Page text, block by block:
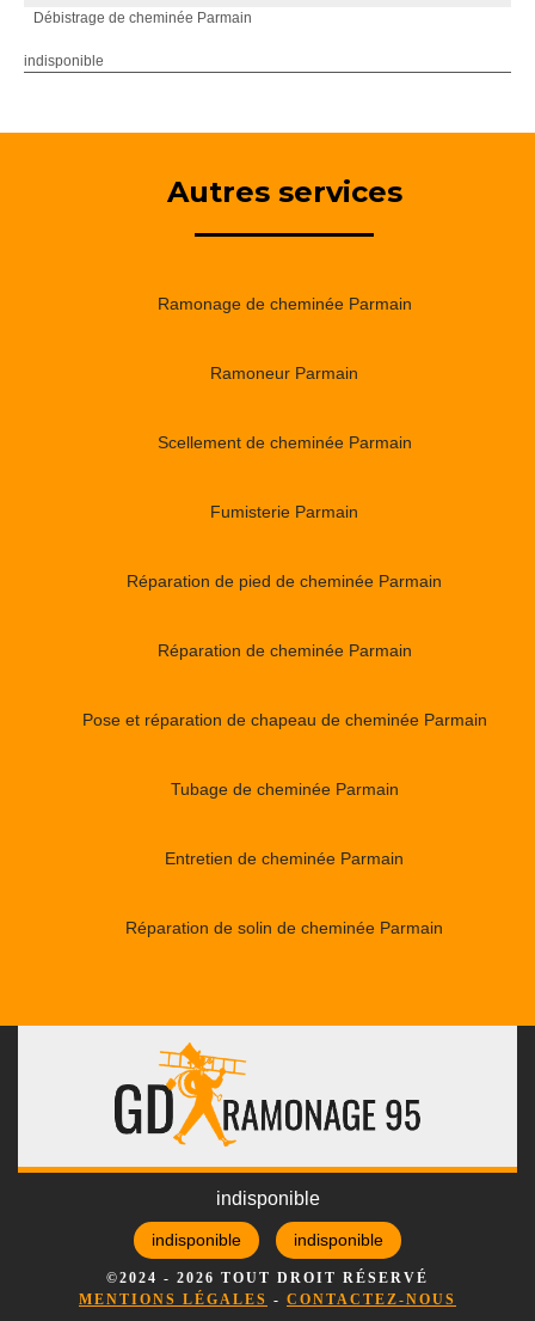
Débistrage de cheminée Parmain
indisponible
Autres services
Ramonage de cheminée Parmain
Ramoneur Parmain
Scellement de cheminée Parmain
Fumisterie Parmain
Réparation de pied de cheminée Parmain
Réparation de cheminée Parmain
Pose et réparation de chapeau de cheminée Parmain
Tubage de cheminée Parmain
Entretien de cheminée Parmain
Réparation de solin de cheminée Parmain
indisponible
indisponible indisponible
©2024 - 2026 TOUT DROIT RÉSERVÉ
MENTIONS LÉGALES - CONTACTEZ-NOUS